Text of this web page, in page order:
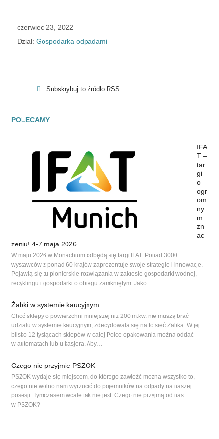
czerwiec 23, 2022
Dział: Gospodarka odpadami
Subskrybuj to źródło RSS
POLECAMY
IFA
T –
tar
gi
o
ogr
om
ny
m
zn
ac
zeniu! 4-7 maja 2026
W maju 2026 w Monachium odbędą się targi IFAT. Ponad 3000
wystawców z ponad 60 krajów zaprezentuje swoje strategie i innowacje.
Pojawią się tu pionierskie rozwiązania w zakresie gospodarki wodnej,
recyklingu i gospodarki o obiegu zamkniętym. Jako…
Żabki w systemie kaucyjnym
Choć sklepy o powierzchni mniejszej niż 200 m.kw. nie muszą brać
udziału w systemie kaucyjnym, zdecydowała się na to sieć Żabka. W jej
blisko 12 tysiącach sklepów w całej Polce opakowania można oddać
w automatach lub u kasjera. Aby…
Czego nie przyjmie PSZOK
PSZOK wydaje się miejscem, do którego zawieźć można wszystko to,
czego nie wolno nam wyrzucić do pojemników na odpady na naszej
posesji. Tymczasem wcale tak nie jest. Czego nie przyjmą od nas
w PSZOK?